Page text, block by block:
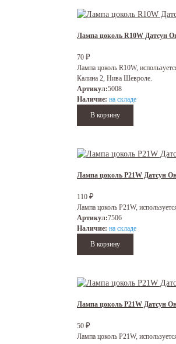
Лампа цоколь R10W Датсун
70 ₽
Лампа цоколь R10W,
Калина 2, Нива Шевроле.
Артикул:5008
Наличие: на складе
Лампа цоколь P21W Датсун
110 ₽
Лампа цоколь P21W,
Артикул:7506
Наличие: на складе
Лампа цоколь P21W Датсун
50 ₽
Лампа цоколь P21W,